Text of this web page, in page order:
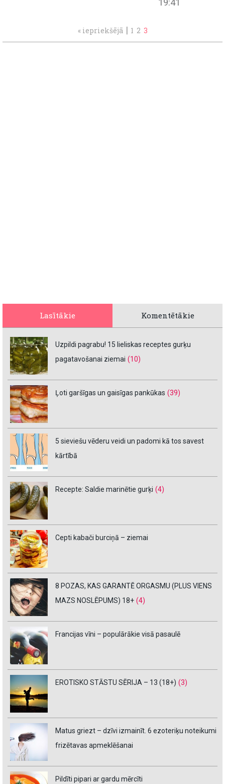
19:41
« iepriekšējā | 1 2 3
Lasītākie Komentētākie
Uzpildi pagrabu! 15 lieliskas receptes gurķu
pagatavošanai ziemai (10)
Ļoti garšīgas un gaisīgas pankūkas (39)
5 sieviešu vēderu veidi un padomi kā tos savest
kārtībā
Recepte: Saldie marinētie gurķi (4)
Cepti kabači burciņā – ziemai
8 POZAS, KAS GARANTĒ ORGASMU (PLUS VIENS
MAZS NOSLĒPUMS) 18+ (4)
Francijas vīni – populārākie visā pasaulē
EROTISKO STĀSTU SĒRIJA – 13 (18+) (3)
Matus griezt – dzīvi izmainīt. 6 ezoteriķu noteikumi
frizētavas apmeklēšanai
Pildīti pipari ar gardu mērcīti